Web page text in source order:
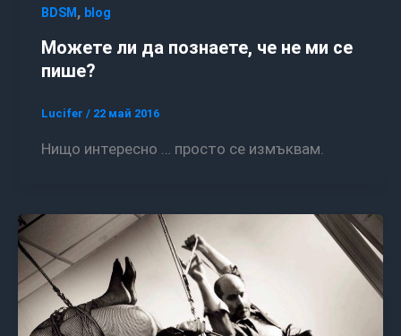
BDSM, blog
Можете ли да познаете, че не ми се
пише?
Lucifer / 22 май 2016
Нищо интересно … просто се измъквам.